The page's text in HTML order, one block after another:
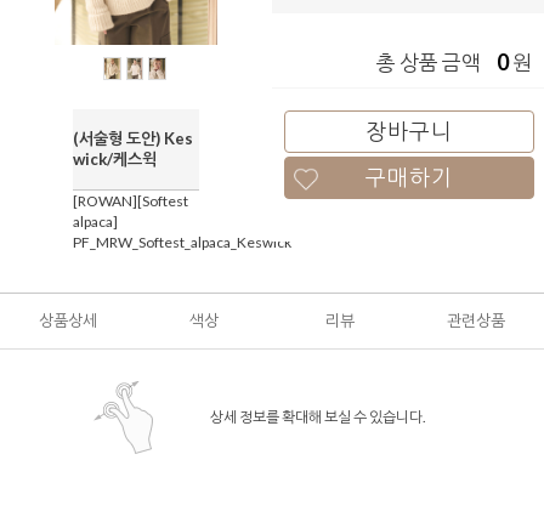
(서술형 도안) Kes
wick/케스윅
[ROWAN][Softest
alpaca]
PF_MRW_Softest_alpaca_Keswick
총 상품 금액 0원
장바구니
구매하기
상품상세 색상 리뷰 관련상품
상세 정보를 확대해 보실 수 있습니다.